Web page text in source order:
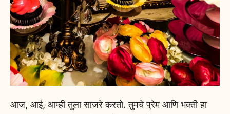
आज, आई, आम्ही तुला साजरे करतो. तुमचे प्रेम आणि भक्ती हा